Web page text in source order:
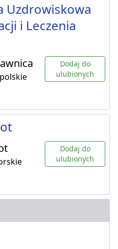
Uzdrowiskowa
i Leczenia
Dodaj do
ulubionych
Dodaj do
ulubionych